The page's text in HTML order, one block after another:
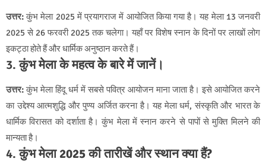
उत्तर:कुंभ मेला 2025 में प्रयागराज में आयोजित किया गया है। यह मेला 13 जनवरी
2025 से 26 फरवरी 2025 तक चलेगा। यहाँ पर विशेष स्नान के दिनों पर लाखों लोग
इकट्ठा होते हैं और धार्मिक अनुष्ठान करते हैं।
3.कुंभ मेला के महत्व के बारे में जानें।
उत्तर:कुंभ मेला हिंदू धर्म में सबसे पवित्र आयोजन माना जाता है। इसे आयोजित करने
का उद्देश्य आत्मशुद्धि और पुण्य अर्जित करना है। यह मेला धर्म, संस्कृति और भारत के
धार्मिक विरासत को दर्शाता है। कुंभ मेला में स्नान करने से पापों से मुक्ति मिलने की
मान्यता है।
4.कुंभ मेला 2025 की तारीखें और स्थान क्या हैं?